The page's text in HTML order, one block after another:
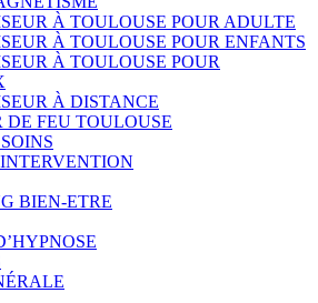
À TOULOUSE POUR ADULTE
À TOULOUSE POUR ENFANTS
À TOULOUSE POUR
À DISTANCE
DE FEU TOULOUSE
BIEN-ETRE